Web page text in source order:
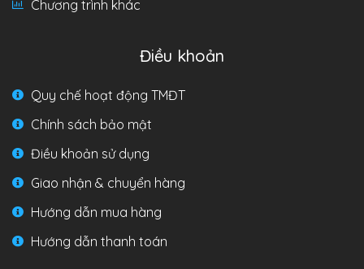
Chương trình khác
Điều khoản
Quy chế hoạt động TMĐT
Chính sách bảo mật
Điều khoản sử dụng
Giao nhận & chuyển hàng
Hướng dẫn mua hàng
Hướng dẫn thanh toán